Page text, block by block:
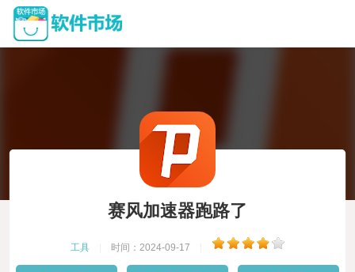
赛风加速器跑路了
工具 时间：2024-09-17